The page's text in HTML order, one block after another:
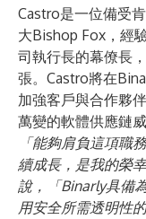
Castro是一位備受
大Bishop Fox，經
司執行長的幕僚長
張。Castro將在
加強客戶與合作夥
萬變的軟體供應鏈威
「能夠肩負這項職
續成長，是我的榮幸
說，「Binarly具備
用安全所需透明性